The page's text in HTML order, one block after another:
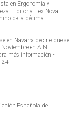
en Ergonomía y
Editorial Lex Nova.-
de la décima.-
en Navarra decirte que se
en AIN
más información -
Española de